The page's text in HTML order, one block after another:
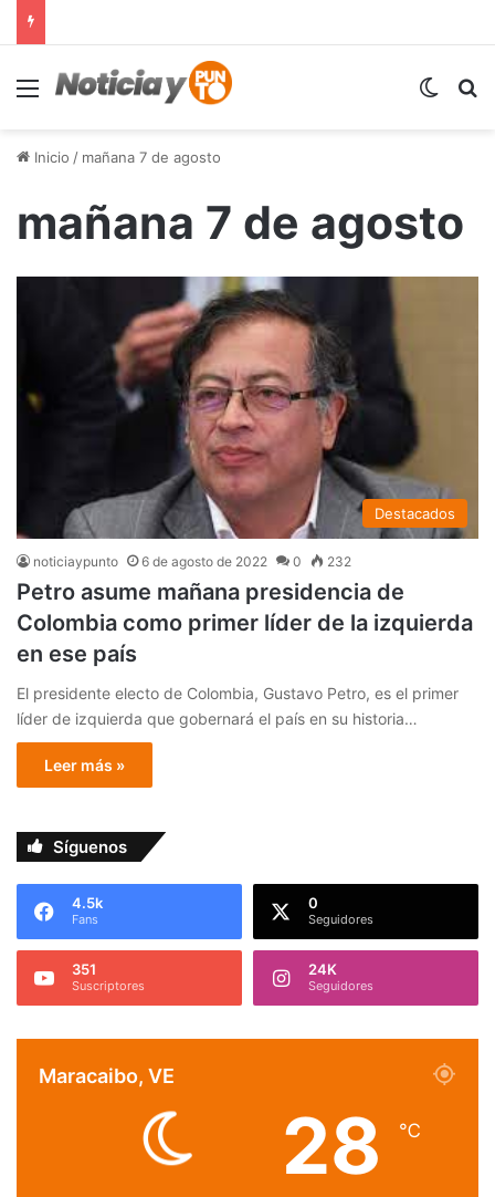
Menú
Inicio / mañana 7 de agosto
mañana 7 de agosto
Destacados
noticiaypunto 6 de agosto de 2022 0 232
Petro asume mañana presidencia de
Colombia como primer líder de la izquierda
en ese país
El presidente electo de Colombia, Gustavo Petro, es el primer
líder de izquierda que gobernará el país en su historia…
Leer más »
Síguenos
4.5k
Fans
0
Seguidores
351
Suscriptores
24K
Seguidores
Maracaibo, VE
28 ℃